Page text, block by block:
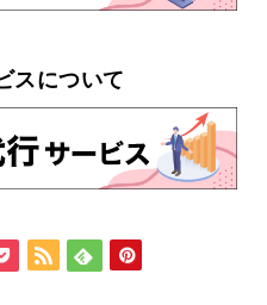
スについて